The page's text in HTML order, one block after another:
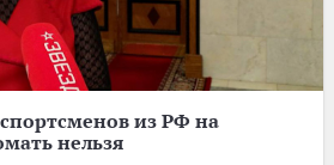
из РФ на
нельзя